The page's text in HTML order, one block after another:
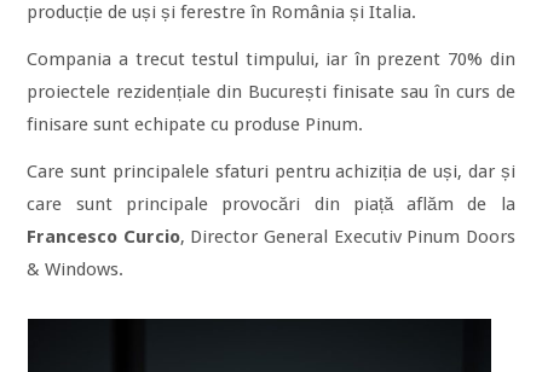
producție de uși și ferestre în România și Italia.
Compania a trecut testul timpului, iar în prezent 70% din
proiectele rezidențiale din București finisate sau în curs de
finisare sunt echipate cu produse Pinum.
Care sunt principalele sfaturi pentru achiziția de uși, dar și
care sunt principale provocări din piață aflăm de la
Francesco Curcio, Director General Executiv Pinum Doors
& Windows.